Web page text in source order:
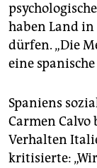
haben Land in
dürfen. „Die
eine
Spaniens
Carmen Calvo
Verhalten
kritisierte: